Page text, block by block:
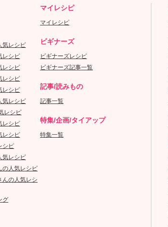
気レシピ
レシピ
レシピ
レシピ
レシピ
気レシピ
レシピ
レシピ
レシピ
シピ
気レシピ
の人気レシピ
んの人気レシ
グ
マイレシピ
マイレシピ
ビギナーズ
ビギナーズレシピ
ビギナーズ記事一覧
記事/読みもの
記事一覧
特集/企画/タイアップ
特集一覧